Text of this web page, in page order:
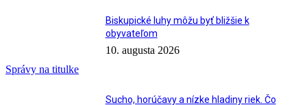
Správy na titulke
Biskupické luhy môžu byť bližšie k
obyvateľom
10. augusta 2026
Sucho, horúčavy a nízke hladiny riek. Čo